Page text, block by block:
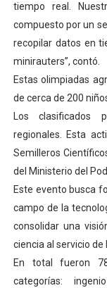
tiempo real.
compuesto por un
recopilar datos en
minirauters”, contó.
Estas olimpiadas
de cerca de 200
Los clasificados
regionales. Esta
Semilleros
del Ministerio del
Este evento busca
campo de la
consolidar una
ciencia al servicio de
En total fueron
categorías: